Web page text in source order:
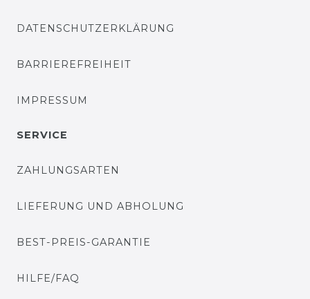
DATENSCHUTZERKLÄRUNG
BARRIEREFREIHEIT
IMPRESSUM
SERVICE
ZAHLUNGSARTEN
LIEFERUNG UND ABHOLUNG
BEST-PREIS-GARANTIE
HILFE/FAQ